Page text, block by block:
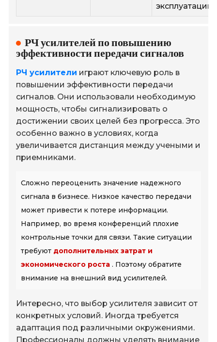
эксплуатации
РЧ усилителей по повышению
эффективности передачи сигналов
РЧ усилители играют ключевую роль в
повышении эффективности передачи
сигналов. Они использовали необходимую
мощность, чтобы сигнализировать о
достижении своих целей без прогресса. Это
особенно важно в условиях, когда
увеличивается дистанция между учеными и
приемниками.
Сложно переоценить значение надежного
сигнала в бизнесе. Низкое качество передачи
может привести к потере информации.
Например, во время конференций плохие
контрольные точки для связи. Такие ситуации
требуют дополнительных затрат и
экономического роста . Поэтому обратите
внимание на внешний вид усилителей.
Интересно, что выбор усилителя зависит от
конкретных условий. Иногда требуется
адаптация под различными окружениями.
Профессионалы должны уделять внимание